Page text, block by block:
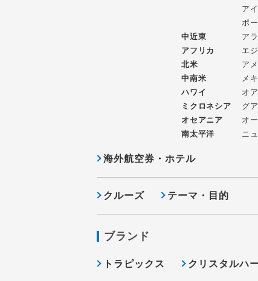
ア
ポ
中近東
ア
アフリカ
エ
北米
ア
中南米
メ
ハワイ
オ
ミクロネシア
グ
オセアニア
オ
南太平洋
ニ
海外航空券・ホテル
クルーズ テーマ・目的
ブランド
トラピックス クリスタルハ